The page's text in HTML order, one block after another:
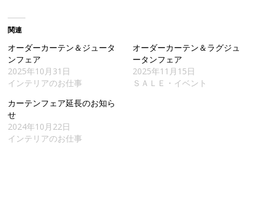
関連
オーダーカーテン＆ジュータ
ンフェア
2025年10月31日
インテリアのお仕事
オーダーカーテン＆ラグジュ
ータンフェア
2025年11月15日
ＳＡＬＥ・イベント
カーテンフェア延長のお知ら
せ
2024年10月22日
インテリアのお仕事